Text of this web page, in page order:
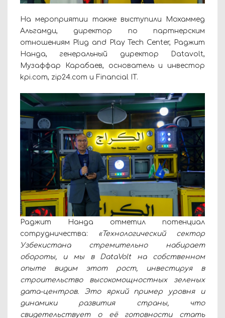
На мероприятии также выступили Мохаммед
Альгамди, директор по партнерским
отношениям Plug and Play Tech Center, Раджит
Нанда, генеральный директор Datavolt,
Музаффар Карабаев, основатель и инвестор
kpi.com, zip24.com и Financial IT.
Раджит Нанда отметил потенциал
сотрудничества: «Технологический сектор
Узбекистана стремительно набирает
обороты, и мы в DataVolt на собственном
опыте видим этот рост, инвестируя в
строительство высокомощностных зеленых
дата-центров. Это яркий пример уровня и
динамики развития страны, что
свидетельствует о её готовности стать